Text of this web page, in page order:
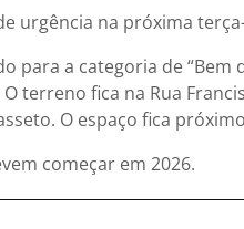
urgência na próxima
para a categoria de
terreno fica na Rua
O espaço fica
começar em 2026.